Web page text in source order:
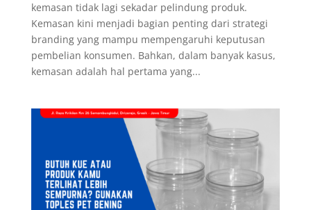
kemasan tidak lagi sekadar pelindung produk.
Kemasan kini menjadi bagian penting dari strategi
branding yang mampu mempengaruhi keputusan
pembelian konsumen. Bahkan, dalam banyak kasus,
kemasan adalah hal pertama yang...